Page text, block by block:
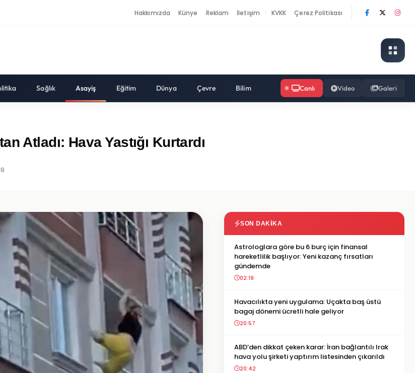
Hakkımızda Künye Reklam İletişim KVKK Çerez Politikası
Sağlık Asayiş Eğitim Dünya Çevre Bilim Canlı Video Galeri
Atladı: Hava Yastığı Kurtardı
SON DAKIKA
Astrologlara göre bu 6 burç için finansal
hareketlilik başlıyor: Yeni kazanç fırsatları
gündemde
02:19
Havacılıkta yeni uygulama: Uçakta baş üstü
bagaj dönemi ücretli hale geliyor
20:57
ABD’den dikkat çeken karar: İran bağlantılı Irak
hava yolu şirketi yaptırım listesinden çıkarıldı
20:42